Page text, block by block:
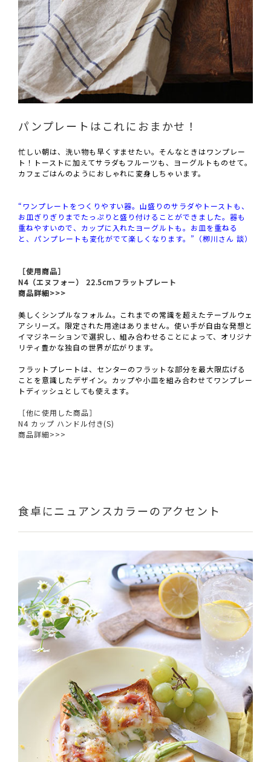
パンプレートはこれにおまかせ！
忙しい朝は、洗い物も早くすませたい。そんなときはワンプレー
ト！トーストに加えてサラダもフルーツも、ヨーグルトものせて。
カフェごはんのようにおしゃれに変身しちゃいます。
“ワンプレートをつくりやすい器。山盛りのサラダやトーストも、
お皿ぎりぎりまでたっぷりと盛り付けることができました。器も
重ねやすいので、カップに入れたヨーグルトも。お皿を重ねる
と、パンプレートも変化がでて楽しくなります。”（栁川さん 談）
［使用商品］
N4（エヌフォー） 22.5cmフラットプレート
商品詳細>>>
美しくシンプルなフォルム。これまでの常識を超えたテーブルウェ
アシリーズ。限定された用途はありません。使い手が自由な発想と
イマジネーションで選択し、組み合わせることによって、オリジナ
リティ豊かな独自の世界が広がります。
フラットプレートは、センターのフラットな部分を最大限広げる
ことを意識したデザイン。カップや小皿を組み合わせてワンプレー
トディッシュとしても使えます。
［他に使用した商品］
N4 カップ ハンドル付き(S)
商品詳細>>>
食卓にニュアンスカラーのアクセント